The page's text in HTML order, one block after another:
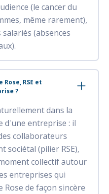
(le cancer du
même rarement),
(absences
RSE et
?
dans la
d'une entreprise : il
collaborateurs
sociétal (pilier RSE),
collectif autour
entreprises qui
de façon sincère